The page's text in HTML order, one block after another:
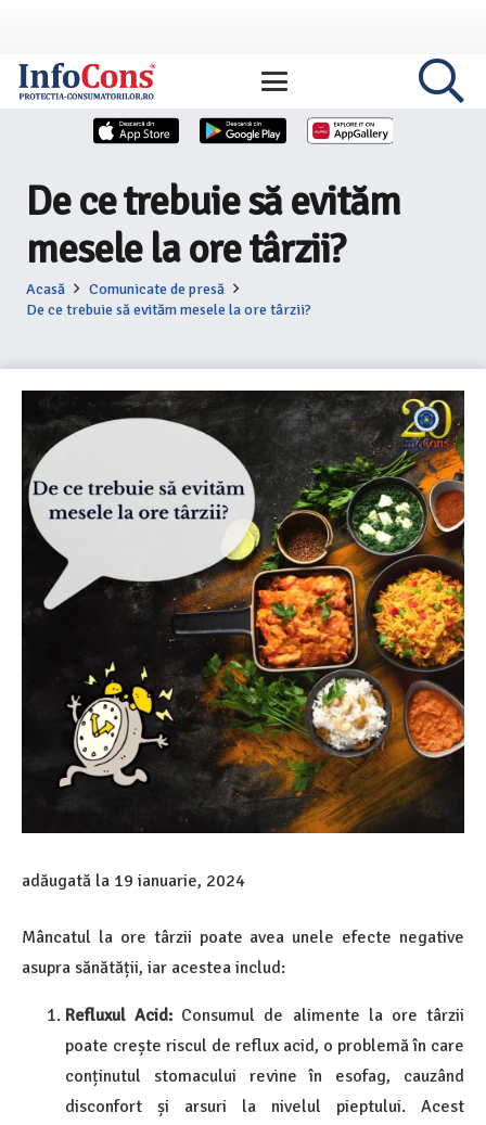
De ce trebuie să evităm
mesele la ore târzii?
Acasă
Comunicate de presă
De ce trebuie să evităm mesele la ore târzii?
adăugată la 19 ianuarie, 2024
Mâncatul la ore târzii poate avea unele efecte negative
asupra sănătății, iar acestea includ:
Refluxul Acid: Consumul de alimente la ore târzii
poate crește riscul de reflux acid, o problemă în care
conținutul stomacului revine în esofag, cauzând
disconfort și arsuri la nivelul pieptului. Acest